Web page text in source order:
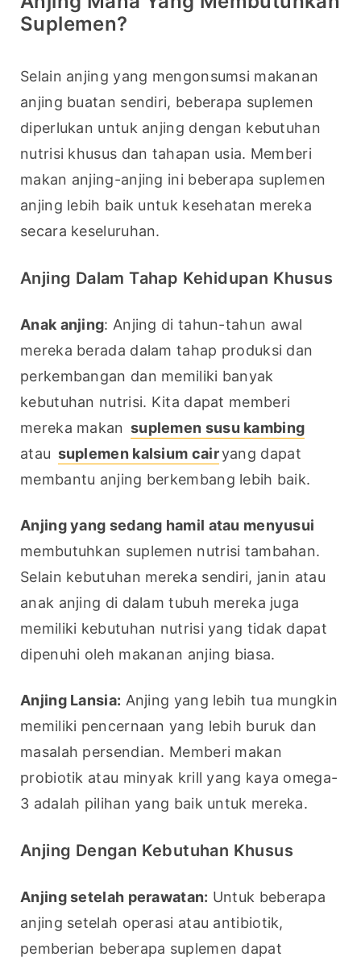
Suplemen?
Selain anjing yang mengonsumsi makanan
anjing buatan sendiri, beberapa suplemen
diperlukan untuk anjing dengan kebutuhan
nutrisi khusus dan tahapan usia. Memberi
makan anjing-anjing ini beberapa suplemen
anjing lebih baik untuk kesehatan mereka
secara keseluruhan.
Anjing Dalam Tahap Kehidupan Khusus
Anak anjing: Anjing di tahun-tahun awal
mereka berada dalam tahap produksi dan
perkembangan dan memiliki banyak
kebutuhan nutrisi. Kita dapat memberi
mereka makan suplemen susu kambing
atau suplemen kalsium cairyang dapat
membantu anjing berkembang lebih baik.
Anjing yang sedang hamil atau menyusui
membutuhkan suplemen nutrisi tambahan.
Selain kebutuhan mereka sendiri, janin atau
anak anjing di dalam tubuh mereka juga
memiliki kebutuhan nutrisi yang tidak dapat
dipenuhi oleh makanan anjing biasa.
Anjing Lansia: Anjing yang lebih tua mungkin
memiliki pencernaan yang lebih buruk dan
masalah persendian. Memberi makan
probiotik atau minyak krill yang kaya omega-
3 adalah pilihan yang baik untuk mereka.
Anjing Dengan Kebutuhan Khusus
Anjing setelah perawatan: Untuk beberapa
anjing setelah operasi atau antibiotik,
pemberian beberapa suplemen dapat